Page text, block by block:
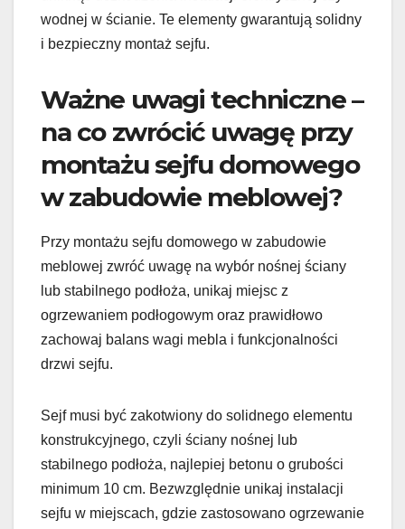
wodnej w ścianie. Te elementy gwarantują solidny
i bezpieczny montaż sejfu.
Ważne uwagi techniczne –
na co zwrócić uwagę przy
montażu sejfu domowego
w zabudowie meblowej?
Przy montażu sejfu domowego w zabudowie
meblowej zwróć uwagę na wybór nośnej ściany
lub stabilnego podłoża, unikaj miejsc z
ogrzewaniem podłogowym oraz prawidłowo
zachowaj balans wagi mebla i funkcjonalności
drzwi sejfu.
Sejf musi być zakotwiony do solidnego elementu
konstrukcyjnego, czyli ściany nośnej lub
stabilnego podłoża, najlepiej betonu o grubości
minimum 10 cm. Bezwzględnie unikaj instalacji
sejfu w miejscach, gdzie zastosowano ogrzewanie